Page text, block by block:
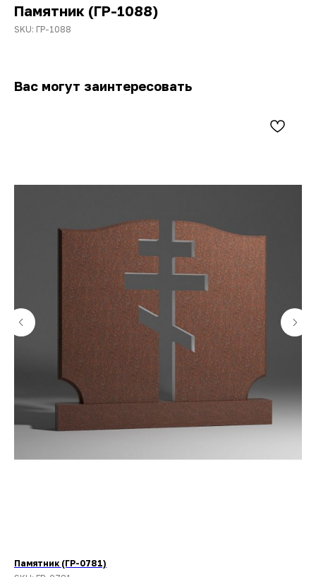
Памятник (ГР-1088)
SKU: ГР-1088
Вас могут заинтересовать
Памятник (ГР-0781)